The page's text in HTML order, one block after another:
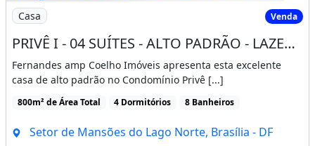
Imagem: PRIVÊ I - 04 SUÍTES - ALTO PADRÃO - LAZER
Casa Venda
PRIVÊ I - 04 SUÍTES - ALTO PADRÃO - LAZER COMPLETO - ÁREA GOURMET - LAGO NORTE
Fernandes amp Coelho Imóveis apresenta esta excelente
casa de alto padrão no Condomínio Privê [...]
800m² de Área Total 4 Dormitórios 8 Banheiros
Setor de Mansões do Lago Norte, Brasília - DF